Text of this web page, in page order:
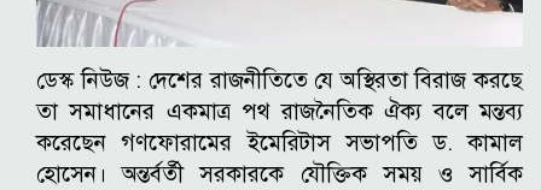
ডেস্ক নিউজ : দেশের রাজনীতিতে যে অস্থিরতা বিরাজ করছে
তা সমাধানের একমাত্র পথ রাজনৈতিক ঐক্য বলে মন্তব্য
করেছেন গণফোরামের ইমেরিটাস সভাপতি ড. কামাল
হোসেন। অন্তর্বর্তী সরকারকে যৌক্তিক সময় ও সার্বিক